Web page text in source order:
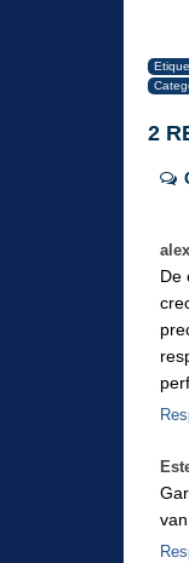
2
alex
De